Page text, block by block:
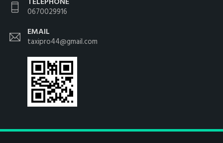
0670029916
EMAIL
taxipro44@gmail.com